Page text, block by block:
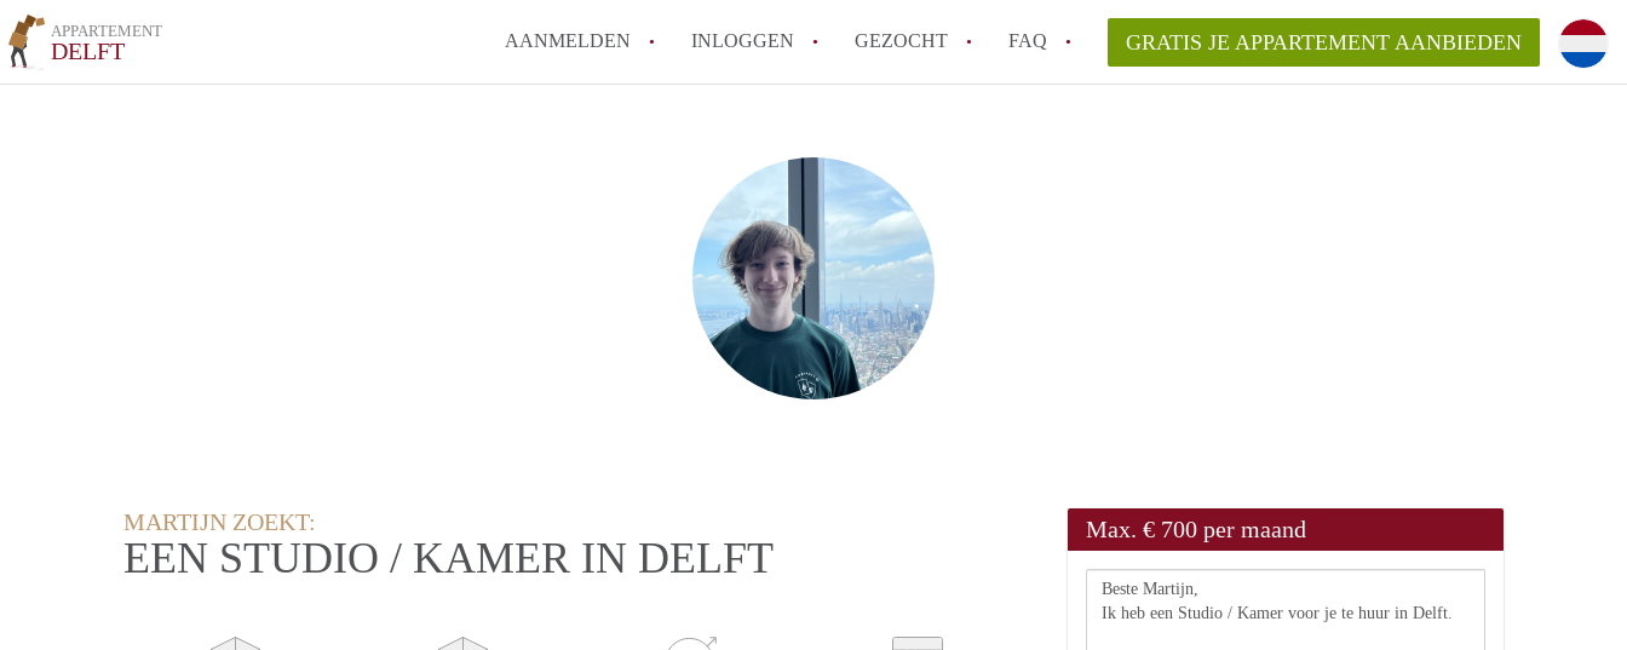
APPARTEMENT
DELFT AANMELDEN INLOGGEN GEZOCHT FAQ
How to translate AppartementDelft!
Wat is AppartementDelft?
Hoeveel kost het om te reageren op een Appartement in Delft?
Wat is de privacyverklaring van AppartementDelft?
Berekent AppartementDelft makelaarsvergoeding/bemiddelingsvergoeding?
Alle veelgestelde vragen
GRATIS JE APPARTEMENT AANBIEDEN
MARTIJN ZOEKT:
EEN STUDIO / KAMER IN DELFT
Max. € 700 per maand